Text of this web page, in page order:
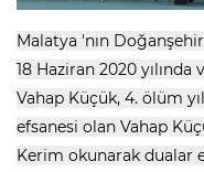
Malatya 'nın
18 Haziran 2020 yılında
Vahap Küçük, 4. ölüm
efsanesi olan Vahap
Kerim okunarak dualar